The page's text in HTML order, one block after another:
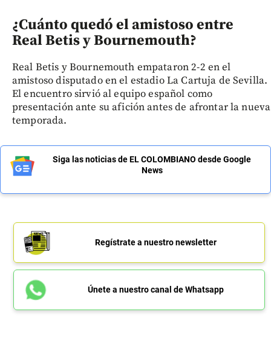
¿Cuánto quedó el amistoso entre
Real Betis y Bournemouth?
Real Betis y Bournemouth empataron 2-2 en el
amistoso disputado en el estadio La Cartuja de Sevilla.
El encuentro sirvió al equipo español como
presentación ante su afición antes de afrontar la nueva
temporada.
Siga las noticias de EL COLOMBIANO desde Google
News
Regístrate a nuestro newsletter
Únete a nuestro canal de Whatsapp